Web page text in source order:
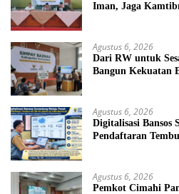
Iman, Jaga
Agustus 6, 2026
Dari RW untuk
Bangun Kekuatan
Agustus 6, 2026
Digitalisasi Bansos
Pendaftaran
Agustus 6, 2026
Pemkot Cimahi